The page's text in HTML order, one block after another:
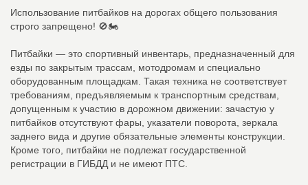
Использование питбайков на дорогах общего пользования
строго запрещено! 🚫🏍️
Питбайки — это спортивный инвентарь, предназначенный для
езды по закрытым трассам, мотодромам и специально
оборудованным площадкам. Такая техника не соответствует
требованиям, предъявляемым к транспортным средствам,
допущенным к участию в дорожном движении: зачастую у
питбайков отсутствуют фары, указатели поворота, зеркала
заднего вида и другие обязательные элементы конструкции.
Кроме того, питбайки не подлежат государственной
регистрации в ГИБДД и не имеют ПТС.